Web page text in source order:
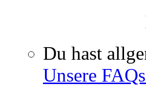
Du hast
Unsere